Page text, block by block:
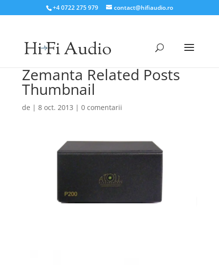
+4 0722 275 979 contact@hifiaudio.ro
Zemanta Related Posts
Thumbnail
de | 8 oct. 2013 | 0 comentarii